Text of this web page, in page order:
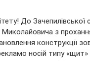
До
з
конструкції
носій типу «щит»